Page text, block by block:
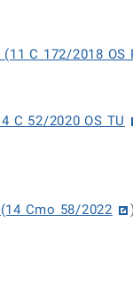
C 172/2018 OS
C 52/2020 OS TU
Cmo 58/2022